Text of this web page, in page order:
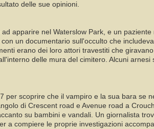
delle sue opinioni.
apparire nel Waterslow Park, e un
un documentario sull'occulto che
erano dei loro attori travestiti che
delle mura del cimitero. Alcuni arnesi
per scoprire che il vampiro e la sua bara se
di Crescent road e Avenue road a
su bambini e vandali. Un giornalista
a compiere le proprie investigazioni